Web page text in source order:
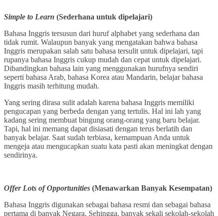
Simple to Learn (Sederhana untuk dipelajari)
Bahasa Inggris tersusun dari huruf alphabet yang sederhana dan
tidak rumit. Walaupun banyak yang mengatakan bahwa bahasa
Inggris merupakan salah satu bahasa tersulit untuk dipelajari, tapi
rupanya bahasa Inggris cukup mudah dan cepat untuk dipelajari.
Dibandingkan bahasa lain yang menggunakan hurufnya sendiri
seperti bahasa Arab, bahasa Korea atau Mandarin, belajar bahasa
Inggris masih terhitung mudah.
Yang sering dirasa sulit adalah karena bahasa Inggris memiliki
pengucapan yang berbeda dengan yang tertulis. Hal ini lah yang
kadang sering membuat bingung orang-orang yang baru belajar.
Tapi, hal ini memang dapat disiasati dengan terus berlatih dan
banyak belajar. Saat sudah terbiasa, kemampuan Anda untuk
mengeja atau mengucapkan suatu kata pasti akan meningkat dengan
sendirinya.
Offer Lots of Opportunities (Menawarkan Banyak Kesempatan)
Bahasa Inggris digunakan sebagai bahasa resmi dan sebagai bahasa
pertama di banyak Negara. Sehingga, banyak sekali sekolah-sekolah